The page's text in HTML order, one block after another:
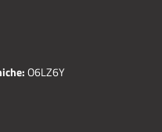
O6LZ6Y